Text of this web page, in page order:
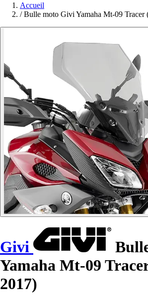
Accueil
/ Bulle moto Givi Yamaha Mt-09 Tracer
Givi
Yamaha Mt-09
2017)